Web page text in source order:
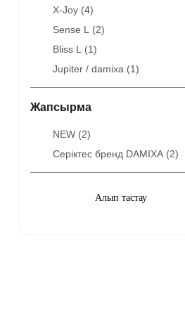
X-Joy (4)
Sense L (2)
Bliss L (1)
Jupiter / damixa (1)
Жапсырма
NEW (2)
Серіктес бренд DAMIXA (2)